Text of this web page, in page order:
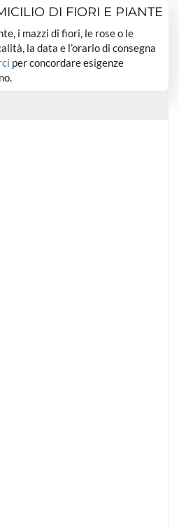
DI FIORI E PIANTE
i mazzi di fiori, le rose o le
la data e l’orario di consegna
per concordare esigenze